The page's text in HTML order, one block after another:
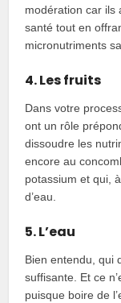
modération car ils
santé tout en
micronutriments
4. Les fruits
Dans votre
ont un rôle
dissoudre les
encore au
potassium et qui,
d’eau.
5. L’eau
Bien entendu, qui
suffisante. Et ce
puisque boire de